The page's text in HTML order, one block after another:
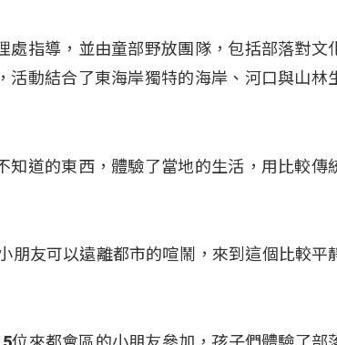
指導，並由童部野放團隊，包括部落對文
動結合了東海岸獨特的海岸、河口與山林
道的東西，體驗了當地的生活，用比較傳
朋友可以遠離都市的喧鬧，來到這個比較平